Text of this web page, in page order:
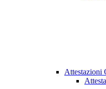
Attestazioni